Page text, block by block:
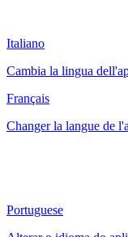
Italiano
Cambia la lingua
Français
Changer la langue de
Portuguese